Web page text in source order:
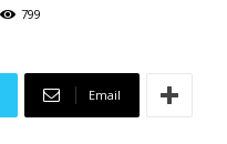
799
Email